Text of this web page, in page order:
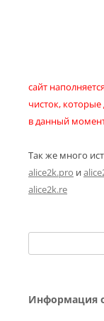
сайт
чисток,
в данный
Так же много
alice2k.pro и
alice2k.re
Информация